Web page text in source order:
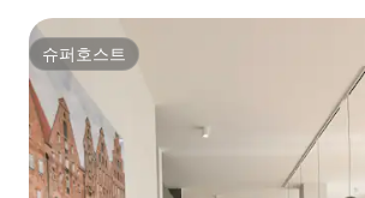
슈퍼호스트
슈퍼호스트